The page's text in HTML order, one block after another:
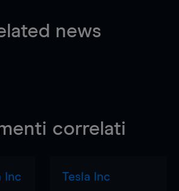
news
correlati
Inc Tesla Inc